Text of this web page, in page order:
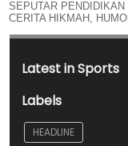
SEPUTAR
CERITA HIKMAH,
Latest in Sports
Labels
HEADLINE